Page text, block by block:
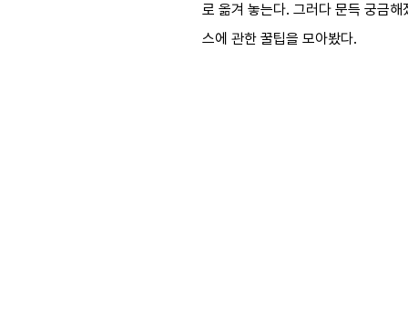
로 옮겨 놓는다. 그러다 문득 궁금
스에 관한 꿀팁을 모아봤다.